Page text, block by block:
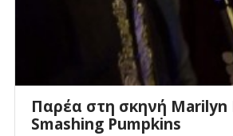
Παρέα στη σκηνή Marilyn
Smashing Pumpkins